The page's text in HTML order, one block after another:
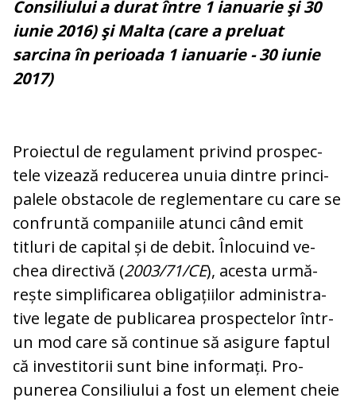
Consiliului a durat între 1 ianuarie şi 30
iunie 2016) şi Malta (care a preluat
sarcina în perioada 1 ianuarie - 30 iunie
2017)
Proiectul de regulament privind pros­pec­
tele vizează reducerea unuia dintre prin­ci­
palele obstacole de reglementare cu care se
confruntă companiile atunci când emit
titluri de capital și de debit. Înlocuind ve­
chea directivă (2003/71/CE), acesta urmă­
rește simplificarea obligațiilor admi­nis­tra­
tive legate de publicarea prospectelor în­tr-
un mod care să continue să asigure fap­tul
că investitorii sunt bine informați. Pro­
punerea Consiliului a fost un element che­ie